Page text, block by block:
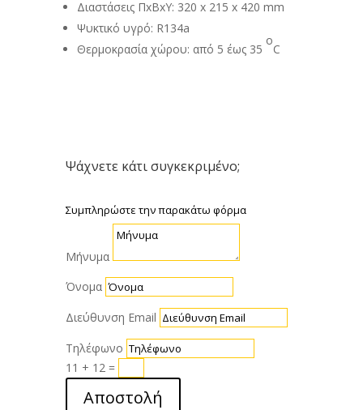
Διαστάσεις ΠxBxY: 320 x 215 x 420 mm
Ψυκτικό υγρό: R134a
Θερμοκρασία χώρου: από 5 έως 35
o
C
Ψάχνετε κάτι συγκεκριμένο;
Συμπληρώστε την παρακάτω φόρμα
Μήνυμα
Όνομα
Διεύθυνση Email
Τηλέφωνο
11 + 12=
Αποστολή